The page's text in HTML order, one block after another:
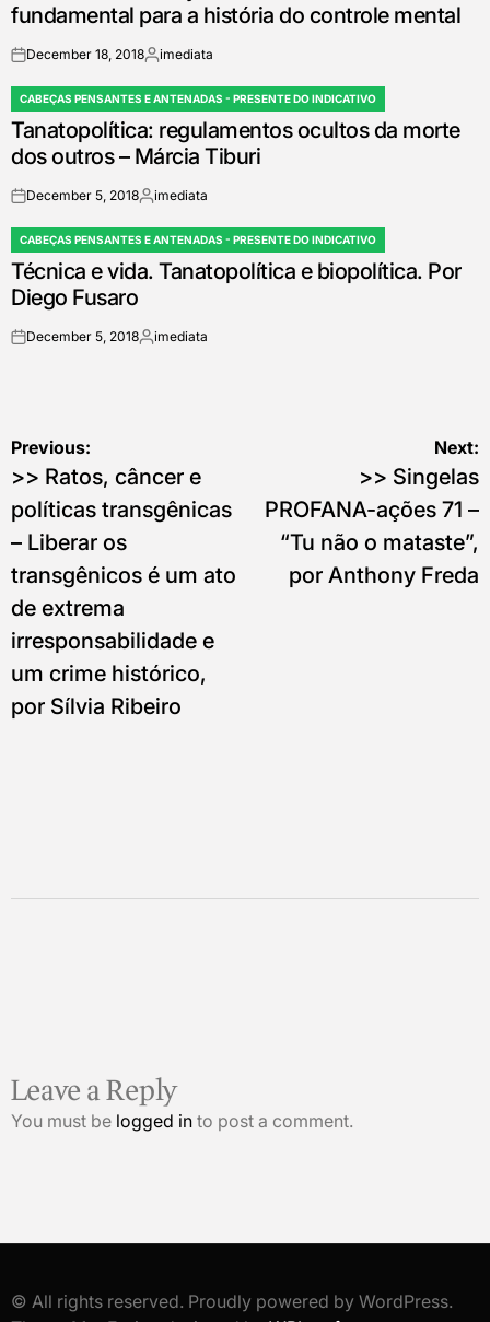
fundamental para a história do controle mental
onDecember 18, 2018Posted
imediata
POSTED
IN
CABEÇAS PENSANTES E ANTENADAS - PRESENTE DO INDICATIVO
Tanatopolítica: regulamentos ocultos da morte
dos outros – Márcia Tiburi
onDecember 5, 2018Posted
imediata
POSTED
IN
CABEÇAS PENSANTES E ANTENADAS - PRESENTE DO INDICATIVO
Técnica e vida. Tanatopolítica e biopolítica. Por
Diego Fusaro
onDecember 5, 2018Posted
imediata
Post
navigation
Previous:
>> Ratos, câncer e
políticas transgênicas
– Liberar os
transgênicos é um ato
de extrema
irresponsabilidade e
um crime histórico,
por Sílvia Ribeiro
Next:
>> Singelas
PROFANA-ações 71 –
“Tu não o mataste”,
por Anthony Freda
Leave a Reply
You must be logged in to post a comment.
© All rights reserved. Proudly powered by WordPress.